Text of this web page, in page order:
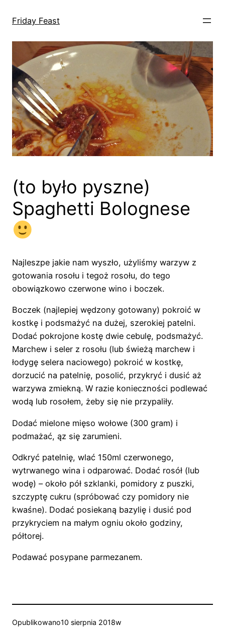
Friday Feast
(to było pyszne)
Spaghetti Bolognese
Najleszpe jakie nam wyszło, użyliśmy warzyw z
gotowania rosołu i tegoż rosołu, do tego
obowiązkowo czerwone wino i boczek.
Boczek (najlepiej wędzony gotowany) pokroić w
kostkę i podsmażyć na dużej, szerokiej patelni.
Dodać pokrojone kostę dwie cebulę, podsmażyć.
Marchew i seler z rosołu (lub świeżą marchew i
łodygę selera naciowego) pokroić w kostkę,
dorzucić na patelnię, posolić, przykryć i dusić aż
warzywa zmiekną. W razie konieczności podlewać
wodą lub rosołem, żeby się nie przypaliły.
Dodać mielone mięso wołowe (300 gram) i
podmażać, ąz się zarumieni.
Odkryć patelnię, wlać 150ml czerwonego,
wytrwanego wina i odparować. Dodać rosół (lub
wodę) – około pół szklanki, pomidory z puszki,
szczyptę cukru (spróbować czy pomidory nie
kwaśne). Dodać posiekaną bazylię i dusić pod
przykryciem na małym ogniu około godziny,
półtorej.
Podawać posypane parmezanem.
Opublikowano10 sierpnia 2018w